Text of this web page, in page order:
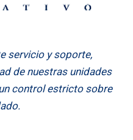
servicio y soporte,
de nuestras unidades
control estricto sobre